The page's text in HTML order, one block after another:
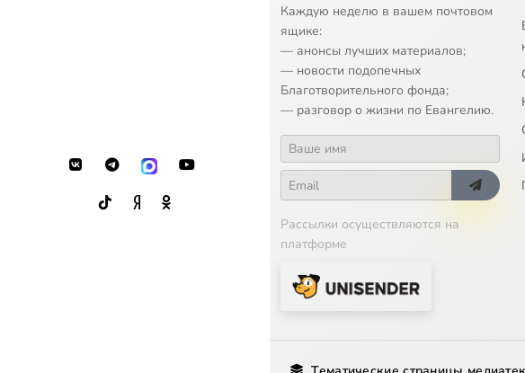
16 Passion Week, Op 13: Da molchit
Каждую неделю в вашем почтовом
ящике:
— анонсы лучших материалов;
— новости подопечных
Благотворительного фонда;
— разговор о жизни по Евангелию.
Рассылки осуществляются на
платформе